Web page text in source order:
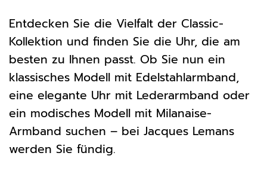
Entdecken Sie die Vielfalt der Classic-
Kollektion und finden Sie die Uhr, die am
besten zu Ihnen passt. Ob Sie nun ein
klassisches Modell mit Edelstahlarmband,
eine elegante Uhr mit Lederarmband oder
ein modisches Modell mit Milanaise-
Armband suchen – bei Jacques Lemans
werden Sie fündig.